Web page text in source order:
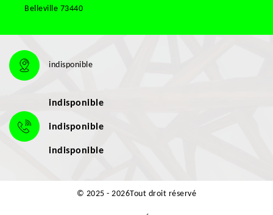
Belleville 73440
indisponible
indisponible
indisponible
indisponible
© 2025 - 2026Tout droit réservé